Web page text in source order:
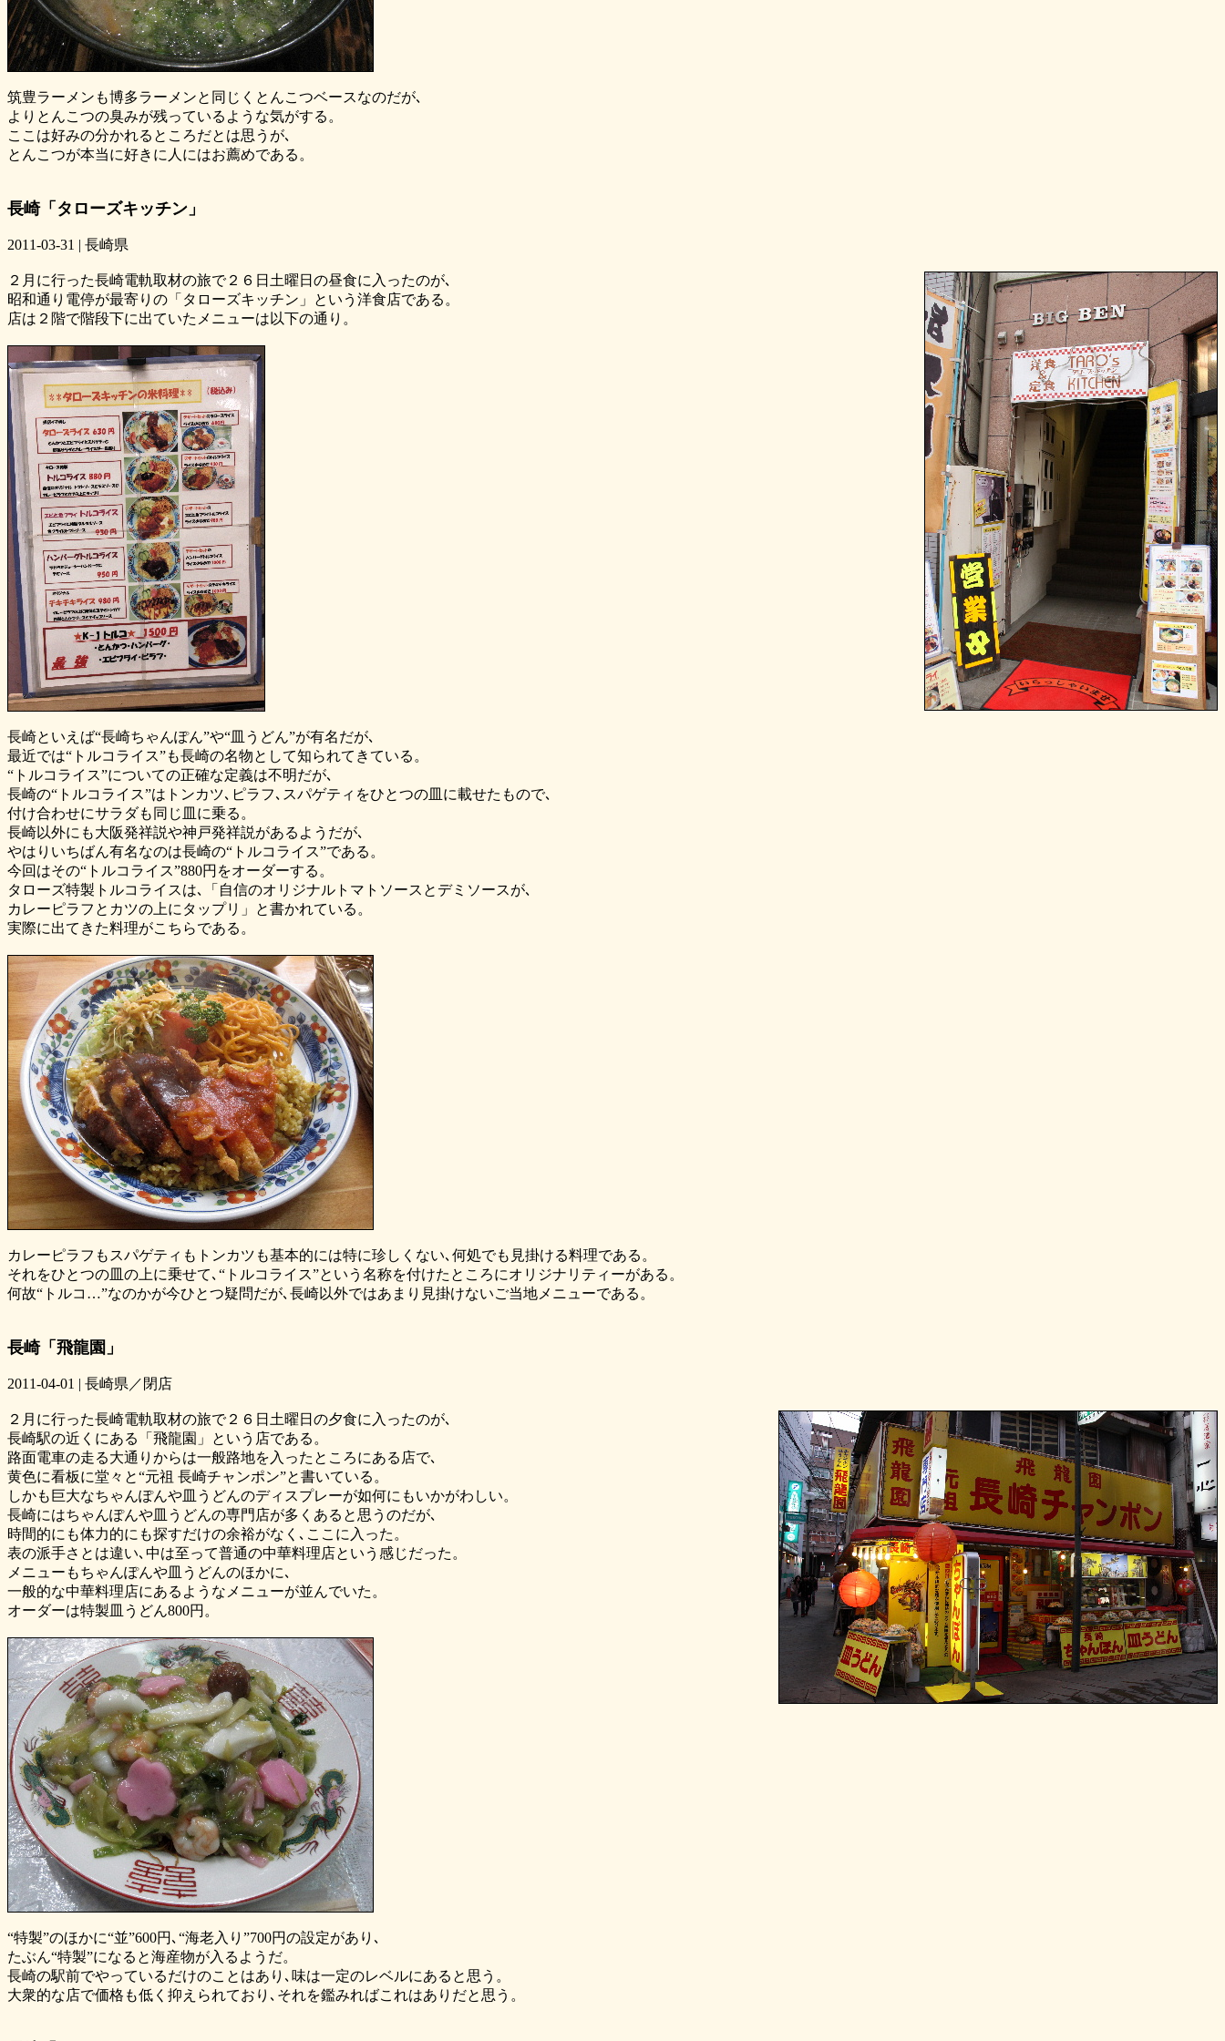
筑豊ラーメンも博多ラーメンと同じくとんこつベースなのだが､
よりとんこつの臭みが残っているような気がする。
ここは好みの分かれるところだとは思うが､
とんこつが本当に好きに人にはお薦めである。
長崎「タローズキッチン」
2011-03-31 | 長崎県
２月に行った長崎電軌取材の旅で２６日土曜日の昼食に入ったのが､
昭和通り電停が最寄りの「タローズキッチン」という洋食店である。
店は２階で階段下に出ていたメニューは以下の通り。
長崎といえば“長崎ちゃんぽん”や“皿うどん”が有名だが､
最近では“トルコライス”も長崎の名物として知られてきている。
“トルコライス”についての正確な定義は不明だが､
長崎の“トルコライス”はトンカツ､ピラフ､スパゲティをひとつの皿に載せたもので､
付け合わせにサラダも同じ皿に乗る。
長崎以外にも大阪発祥説や神戸発祥説があるようだが､
やはりいちばん有名なのは長崎の“トルコライス”である。
今回はその“トルコライス”880円をオーダーする。
タローズ特製トルコライスは､「自信のオリジナルトマトソースとデミソースが､
カレーピラフとカツの上にタップリ」と書かれている。
実際に出てきた料理がこちらである。
カレーピラフもスパゲティもトンカツも基本的には特に珍しくない､何処でも見掛ける料理である。
それをひとつの皿の上に乗せて､“トルコライス”という名称を付けたところにオリジナリティーがある。
何故“トルコ…”なのかが今ひとつ疑問だが､長崎以外ではあまり見掛けないご当地メニューである。
長崎「飛龍園」
2011-04-01 | 長崎県／閉店
２月に行った長崎電軌取材の旅で２６日土曜日の夕食に入ったのが､
長崎駅の近くにある「飛龍園」という店である。
路面電車の走る大通りからは一般路地を入ったところにある店で､
黄色に看板に堂々と“元祖 長崎チャンポン”と書いている。
しかも巨大なちゃんぽんや皿うどんのディスプレーが如何にもいかがわしい。
長崎にはちゃんぽんや皿うどんの専門店が多くあると思うのだが､
時間的にも体力的にも探すだけの余裕がなく､ここに入った。
表の派手さとは違い､中は至って普通の中華料理店という感じだった。
メニューもちゃんぽんや皿うどんのほかに､
一般的な中華料理店にあるようなメニューが並んでいた。
オーダーは特製皿うどん800円。
“特製”のほかに“並”600円､“海老入り”700円の設定があり､
たぶん“特製”になると海産物が入るようだ。
長崎の駅前でやっているだけのことはあり､味は一定のレベルにあると思う。
大衆的な店で価格も低く抑えられており､それを鑑みればこれはありだと思う。